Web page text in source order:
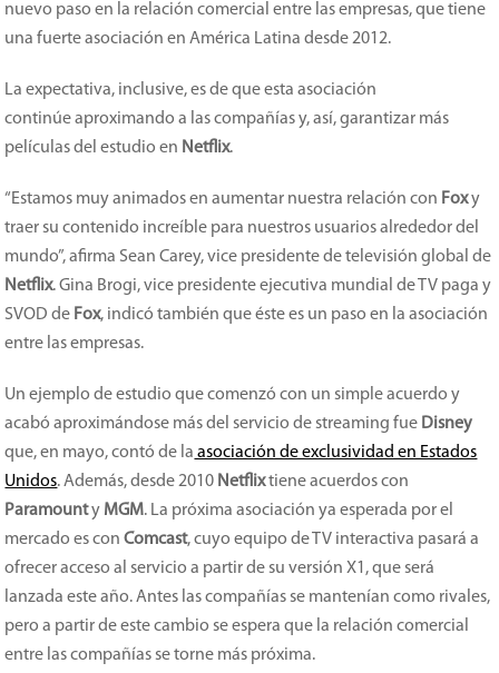
nuevo paso en la relación comercial entre las empresas, que tiene
una fuerte asociación en América Latina desde 2012.
La expectativa, inclusive, es de que esta asociación
continúe aproximando a las compañías y, así, garantizar más
películas del estudio en Netflix.
“Estamos muy animados en aumentar nuestra relación con Foxy
traer su contenido increíble para nuestros usuarios alrededor del
mundo”, afirma Sean Carey, vice presidente de televisión global de
Netflix. Gina Brogi, vice presidente ejecutiva mundial de TV paga y
SVOD de Fox, indicó también que éste es un paso en la asociación
entre las empresas.
Un ejemplo de estudio que comenzó con un simple acuerdo y
acabó aproximándose más del servicio de streaming fue Disney
que, en mayo, contó de la asociación de exclusividad en Estados
Unidos. Además, desde 2010 Netflixtiene acuerdos con
Paramounty MGM. La próxima asociación ya esperada por el
mercado es conComcast, cuyo equipo de TV interactiva pasará a
ofrecer acceso al servicio a partir de su versión X1, que será
lanzada este año. Antes las compañías se mantenían como rivales,
pero a partir de este cambio se espera que la relación comercial
entre las compañías se torne más próxima.